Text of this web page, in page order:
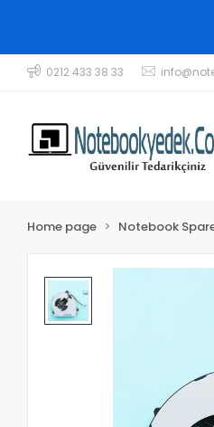
0212 433 38 33
Home page Notebook